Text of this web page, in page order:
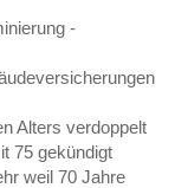
-
Alters verdoppelt
75 gekündigt
weil 70 Jahre